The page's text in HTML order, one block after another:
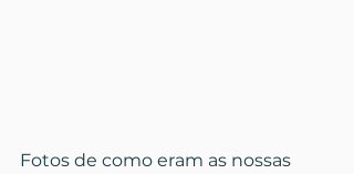
Fotos de como eram as nossas